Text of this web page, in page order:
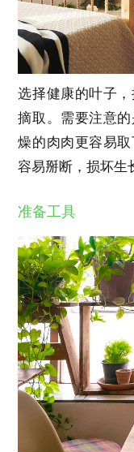
选择健康的叶子
摘取。需要注意
燥的肉肉更容易
容易掰断，损坏生
准备工具